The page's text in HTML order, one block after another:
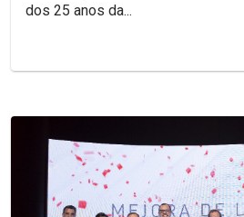
dos 25 anos da...